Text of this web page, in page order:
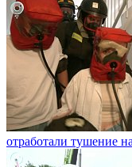
отработали тушение